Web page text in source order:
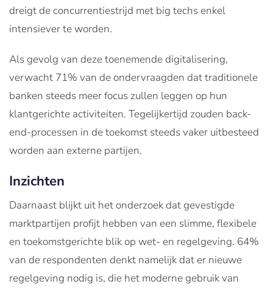
dreigt de concurrentiestrijd met big techs enkel
intensiever te worden.
Als gevolg van deze toenemende digitalisering,
verwacht 71% van de ondervraagden dat traditionele
banken steeds meer focus zullen leggen op hun
klantgerichte activiteiten. Tegelijkertijd zouden back-
end-processen in de toekomst steeds vaker uitbesteed
worden aan externe partijen.
Inzichten
Daarnaast blijkt uit het onderzoek dat gevestigde
marktpartijen profijt hebben van een slimme, flexibele
en toekomstgerichte blik op wet- en regelgeving. 64%
van de respondenten denkt namelijk dat er nieuwe
regelgeving nodig is, die het moderne gebruik van